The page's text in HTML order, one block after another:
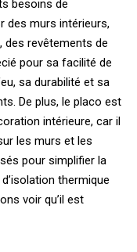
besoins de
des murs intérieurs,
des revêtements de
pour sa facilité de
sa durabilité et sa
De plus, le placo est
intérieure, car il
les murs et les
pour simplifier la
thermique
voir qu’il est